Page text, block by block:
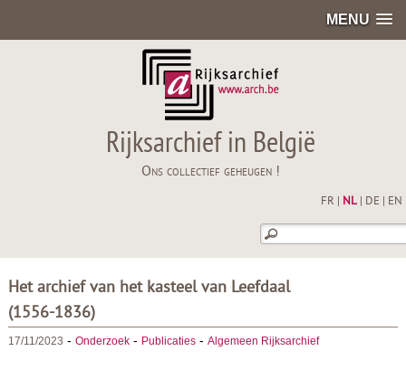
MENU
Rijksarchief in België
Ons collectief geheugen !
FR NL| DE EN
Het archief van het kasteel van Leefdaal
(1556-1836)
17/11/2023 - Onderzoek- Publicaties- Algemeen Rijksarchief